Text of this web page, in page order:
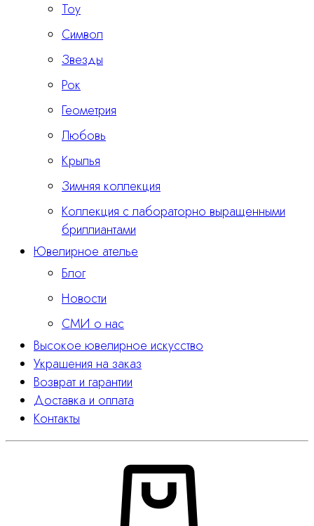
Тоу
Символ
Звезды
Рок
Геометрия
Любовь
Крылья
Зимняя коллекция
Коллекция с лабораторно выращенными
бриллиантами
Ювелирное ателье
Блог
Новости
СМИ о нас
Высокое ювелирное искусство
Украшения на заказ
Возврат и гарантии
Доставка и оплата
Контакты